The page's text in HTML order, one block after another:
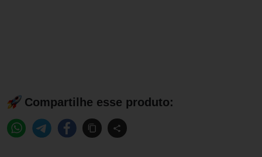
Compartilhe esse produto: